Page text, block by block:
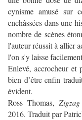
cynisme amusé sur
enchâssées dans une
nombre de scènes
l'auteur réussit à allier
l'on s'y laisse
Enlevé, accrocheur et
bien d’être enfin
évident.
Ross Thomas, Zigzag
2016. Traduit par